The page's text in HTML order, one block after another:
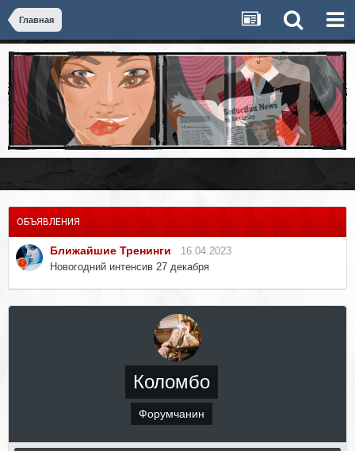
Главная
ОБЪЯВЛЕНИЯ
Ближайшие Тренинги
16.04.2023
Новогодний интенсив 27 декабря
Коломбо
Форумчанин